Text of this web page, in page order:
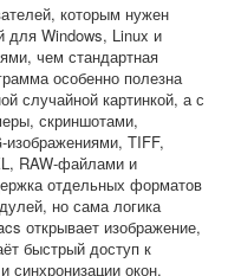
которым нужен
для Windows, Linux и
чем стандартная
особенно полезна
случайной картинкой, а с
скриншотами,
TIFF,
RAW-файлами и
отдельных форматов
но сама логика
открывает изображение,
быстрый доступ к
синхронизации окон.